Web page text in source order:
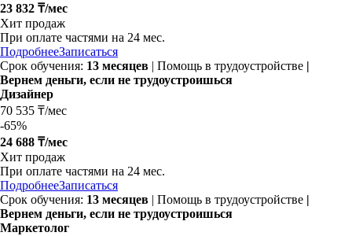
23 832 ₸/мес
Хит продаж
При оплате частями на 24 мес.
ПодробнееЗаписаться
Срок обучения: 13 месяцев | Помощь в трудоустройстве |
Вернем деньги, если не трудоустроишься
Дизайнер
70 535 ₸/мес
-65%
24 688 ₸/мес
Хит продаж
При оплате частями на 24 мес.
ПодробнееЗаписаться
Срок обучения: 13 месяцев | Помощь в трудоустройстве |
Вернем деньги, если не трудоустроишься
Маркетолог